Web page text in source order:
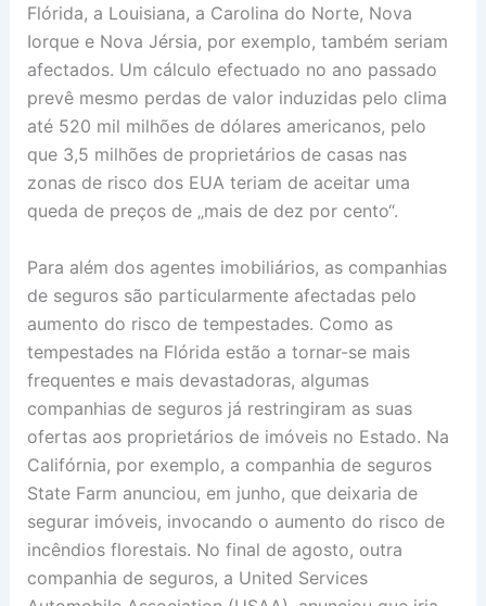
Flórida, a Louisiana, a Carolina do Norte, Nova
Iorque e Nova Jérsia, por exemplo, também seriam
afectados. Um cálculo efectuado no ano passado
prevê mesmo perdas de valor induzidas pelo clima
até 520 mil milhões de dólares americanos, pelo
que 3,5 milhões de proprietários de casas nas
zonas de risco dos EUA teriam de aceitar uma
queda de preços de „mais de dez por cento“.
Para além dos agentes imobiliários, as companhias
de seguros são particularmente afectadas pelo
aumento do risco de tempestades. Como as
tempestades na Flórida estão a tornar-se mais
frequentes e mais devastadoras, algumas
companhias de seguros já restringiram as suas
ofertas aos proprietários de imóveis no Estado. Na
Califórnia, por exemplo, a companhia de seguros
State Farm anunciou, em junho, que deixaria de
segurar imóveis, invocando o aumento do risco de
incêndios florestais. No final de agosto, outra
companhia de seguros, a United Services